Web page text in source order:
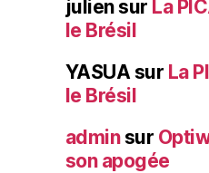
juliensur La
le Brésil
YASUA sur La
le Brésil
adminsur
son apogée